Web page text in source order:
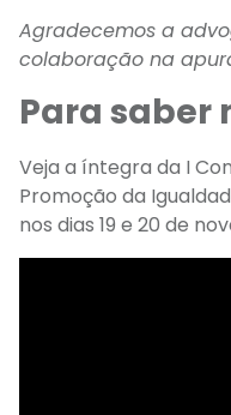
Agradecemos a
colaboração na
Para saber
Veja a íntegra da I
Promoção da
nos dias 19 e 20 de